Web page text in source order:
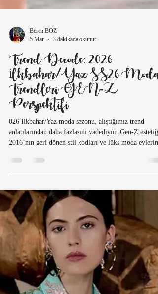
Beren BOZ
5 Mar
3 dakikada okunur
Trend Decode: 2026
İlkbahar/Yaz SS26 Moda
Trendleri GEN-Z
anlatılarından daha fazlasını vadediyor. Gen-Z estetiği,
2016’nın geri dönen stil kodları ve lüks moda
yeni hikâye anlatımı bu sezonun ruhunu
Peki modanın yönünü belirleyen bu yeni atmosfer bize
ne anlatıyor? House Bağdat’tan sezonun kültürel ve
estetik analizine yakından bakıyoruz.